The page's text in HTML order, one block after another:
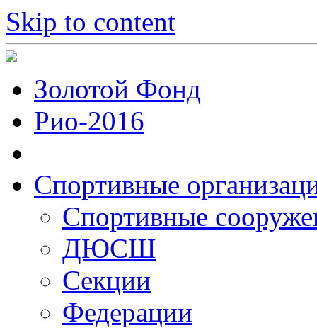
Skip to content
Золотой Фонд
Рио-2016
Спортивные
Cпортивные
ДЮСШ
Секции
Федерации